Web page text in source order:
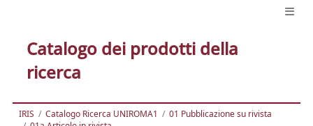
Catalogo dei prodotti della
ricerca
IRIS Catalogo Ricerca UNIROMA1
01 Pubblicazione su rivista